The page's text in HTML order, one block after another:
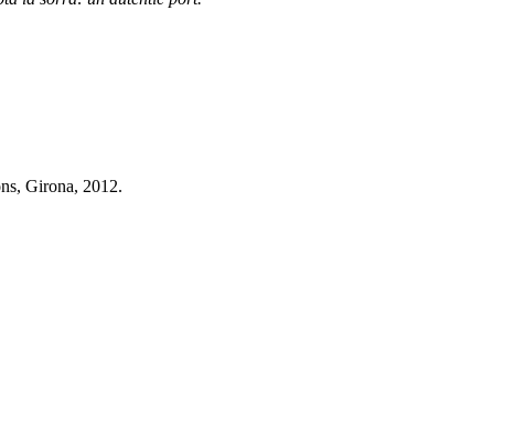
Girona, 2012.